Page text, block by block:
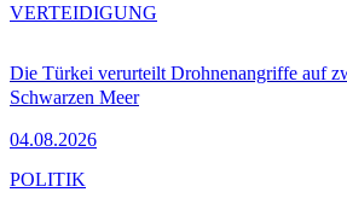
Die Türkei verurteilt Drohnenangriffe auf
Schwarzen Meer
04.08.2026
VERTEIDIGUNG
POLITIK